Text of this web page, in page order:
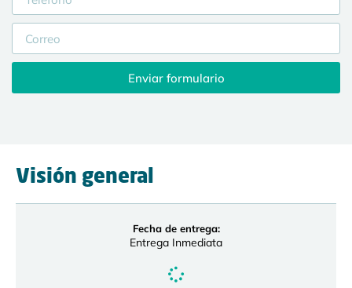
Visión general
Fecha de entrega:
Entrega Inmediata
Enviar formulario